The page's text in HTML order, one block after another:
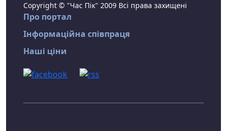
Copyright © "Час Пік" 2009 Всі права захищені
Про портал
Інформаційна співпраця
Наші ціни